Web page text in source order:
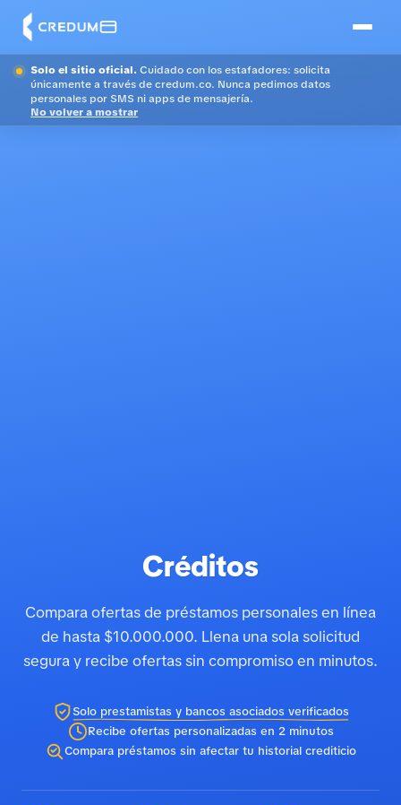
Solo el sitio oficial. Cuidado con los estafadores: solicita
únicamente a través de credum.co. Nunca pedimos datos
personales por SMS ni apps de mensajería.
No volver a mostrar
Créditos
Compara ofertas de préstamos personales en línea
de hasta $10.000.000. Llena una sola solicitud
segura y recibe ofertas sin compromiso en minutos.
Solo prestamistas y bancos asociados verificados
Recibe ofertas personalizadas en 2 minutos
Compara préstamos sin afectar tu historial crediticio